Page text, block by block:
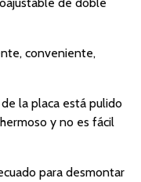
conveniente,
la placa está pulido
y no es fácil
para desmontar